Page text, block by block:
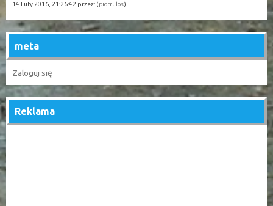
14 Luty 2016, 21:26:42 przez: (piotrulos)
meta
Zaloguj się
Reklama